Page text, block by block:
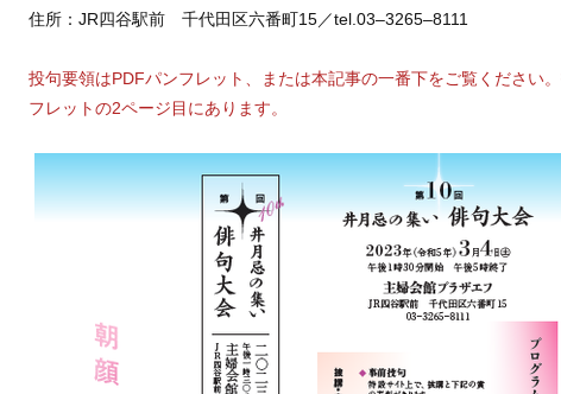
住所：JR四谷駅前 千代田区六番町15／tel.03‒3265‒8111
投句要領はPDFパンフレット、または本記事の一番下をご覧ください
フレットの2ページ目にあります。